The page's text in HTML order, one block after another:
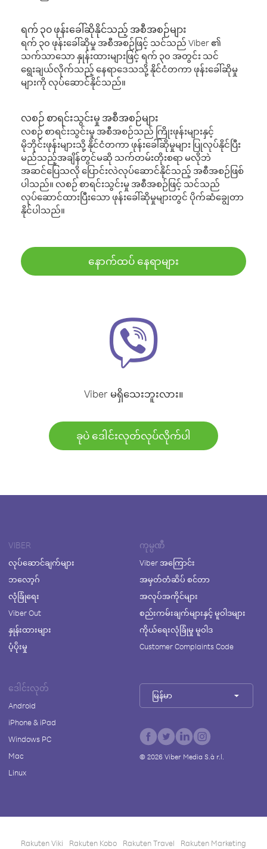
ရက် ၃၀ ဖုန်းခေါ်ဆိုနိုင်သည့် အစီအစဉ်များ
ရက် ၃၀ ဖုန်းခေါ်ဆိုမှု အစီအစဉ်ဖြင့် သင်သည် Viber ၏
သက်သာသော နှုန်းထားများဖြင့် ရက် ၃၀ အတွင်း သင်
ရွေးချယ်လိုက်သည့် နေရာဒေသသို့ နိုင်ငံတကာ ဖုန်းခေါ်ဆိုမှု
များကို လုပ်ဆောင်နိုင်သည်။
လစဉ် စာရင်းသွင်းမှု အစီအစဉ်များ
လစဉ် စာရင်းသွင်းမှု အစီအစဉ်သည် ကြိုးဖုန်းများနှင့်
မိုဘိုင်းဖုန်းများသို့ နိုင်ငံတကာ ဖုန်းခေါ်ဆိုမှုများ ပြုလုပ်နိုင်ပြီး
မည်သည့်အချိန်တွင်မဆို သက်တမ်းတိုးစရာ မလိုဘဲ
အဆင်ပြေသလို ပြောင်းလဲလုပ်ဆောင်နိုင်သည့် အစီအစဉ်ဖြစ်
ပါသည်။ လစဉ် စာရင်းသွင်းမှု အစီအစဉ်ဖြင့် သင်သည်
လုပ်ဆောင်ထားပြီးသော ဖုန်းခေါ်ဆိုမှုများတွင် ပိုက်ဆံချွေတာ
နိုင်ပါသည်။
နောက်ထပ် နေရာများ
Viber မရှိသေးဘူးလား။
ခုပဲ ဒေါင်းလုတ်လုပ်လိုက်ပါ
VIBER
လုပ်ဆောင်ချက်များ
ဘလော့ဂ်
လုံခြုံရေး
Viber Out
နှုန်းထားများ
ပံ့ပိုးမှု
ကုမ္ပဏီ
Viber အကြောင်း
အမှတ်တံဆိပ် စင်တာ
အလုပ်အကိုင်များ
စည်းကမ်းချက်များနှင့် မူဝါဒများ
ကိုယ်ရေးလုံခြုံမှု မူဝါဒ
Customer Complaints Code
ဒေါင်းလုတ်
Android
iPhone & iPad
Windows PC
Mac
Linux
မြန်မာ
© 2026Viber Media S.à r.l.
Rakuten Viki Rakuten Kobo Rakuten Travel Rakuten Marketing